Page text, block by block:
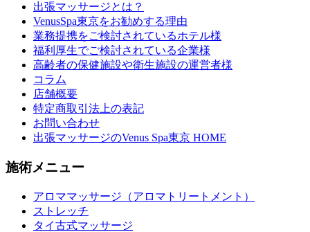
出張マッサージとは？
VenusSpa東京をお勧めする理由
業務提携をご検討されているホテル様
福利厚生でご検討されている企業様
高齢者の保健施設や衛生施設の運営者様
コラム
店舗概要
特定商取引法上の表記
お問い合わせ
出張マッサージのVenus Spa東京 HOME
施術メニュー
アロママッサージ（アロマトリートメント）
ストレッチ
タイ古式マッサージ